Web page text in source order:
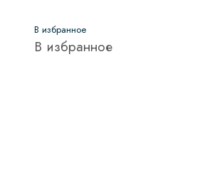
В избранное
В избранное